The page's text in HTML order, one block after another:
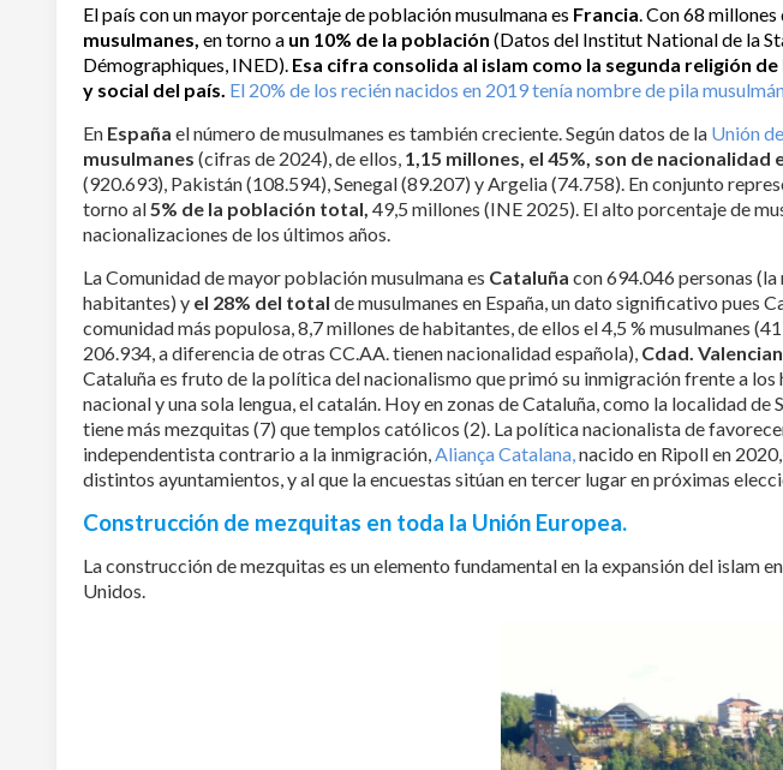
El país con un mayor porcentaje de población musulmana es Francia . Con 68
musulmanes,en torno a un 10% de la población (Datos del Institut National de la
Démographiques, INED). Esa cifra consolida al islam como la segunda religión
y social del país. El 20% de los recién nacidos en 2019 tenía nombre de pila
En Españael número de musulmanes es también creciente. Según datos de la Unión
musulmanes(cifras de 2024), de ellos, 1,15 millones, el 45%, son de
(920.693), Pakistán (108.594), Senegal (89.207) y Argelia (74.758). En conjunto
torno al 5% de la población total,49,5 millones (INE 2025). El alto porcentaje de
nacionalizaciones de los últimos años.
La Comunidad de mayor población musulmana es Cataluña con 694.046 personas
habitantes) y el 28% del totalde musulmanes en España, un dato significativo pues
comunidad más populosa, 8,7 millones de habitantes, de ellos el 4,5 % musulmanes
206.934, a diferencia de otras CC.AA. tienen nacionalidad española), Cdad.
Cataluña es fruto de la política del nacionalismo que primó su inmigración frente a
nacional y una sola lengua, el catalán. Hoy en zonas de Cataluña, como la localidad
tiene más mezquitas (7) que templos católicos (2). La política nacionalista de
independentista contrario a la inmigración, Aliança Catalana,nacido en Ripoll en
distintos ayuntamientos, y al que la encuestas sitúan en tercer lugar en próximas
Construcción de mezquitas en toda la Unión Europea.
La construcción de mezquitas es un elemento fundamental en la expansión del islam
Unidos.